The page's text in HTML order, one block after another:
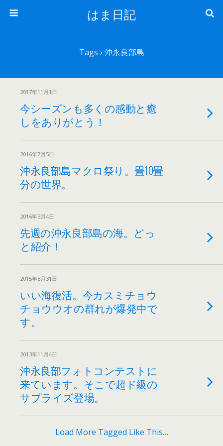
はま日記
Tags › 沖永良部島
2017年11月1日
今シーズンも多くの感動と癒
しをありがとう！
2016年7月5日
沖永良部島マクロ祭り。畳10畳
分の世界。
2016年3月4日
先週の沖永良部島の海。どっ
と紹介！
2015年8月31日
いい海復活。今カスミチョウ
チョウウオの群れが爆発中で
す。
2013年11月4日
沖永良部フォトコンテストに
来ています。そこで超ド級の
サプライズ登場。
Load More Tagged Like This…